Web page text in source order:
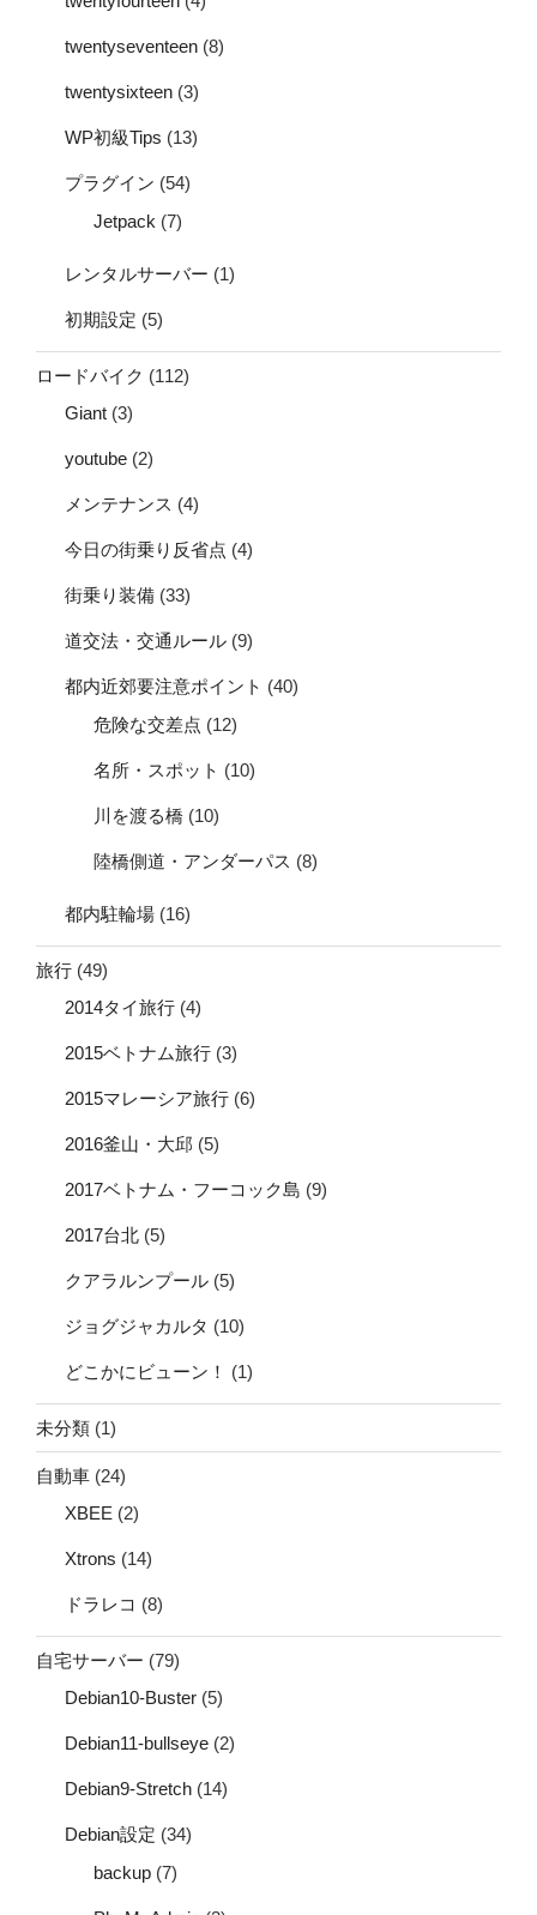
twentyseventeen (8)
twentysixteen (3)
WP初級Tips (13)
プラグイン (54)
Jetpack (7)
レンタルサーバー (1)
初期設定 (5)
ロードバイク (112)
Giant (3)
youtube (2)
メンテナンス (4)
今日の街乗り反省点 (4)
街乗り装備 (33)
道交法・交通ルール (9)
都内近郊要注意ポイント (40)
危険な交差点 (12)
名所・スポット (10)
川を渡る橋 (10)
陸橋側道・アンダーパス (8)
都内駐輪場 (16)
旅行 (49)
2014タイ旅行 (4)
2015ベトナム旅行 (3)
2015マレーシア旅行 (6)
2016釜山・大邱 (5)
2017ベトナム・フーコック島 (9)
2017台北 (5)
クアラルンプール (5)
ジョグジャカルタ (10)
どこかにビューン！ (1)
未分類 (1)
自動車 (24)
XBEE (2)
Xtrons (14)
ドラレコ (8)
自宅サーバー (79)
Debian10-Buster (5)
Debian11-bullseye (2)
Debian9-Stretch (14)
Debian設定 (34)
backup (7)